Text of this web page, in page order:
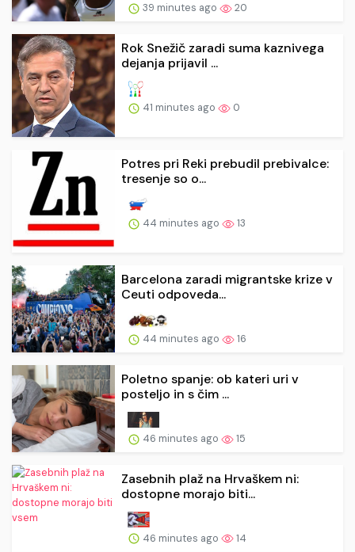
39 minutes ago 20
Rok Snežič zaradi suma kaznivega
dejanja prijavil ...
41 minutes ago 0
Potres pri Reki prebudil prebivalce:
tresenje so o...
44 minutes ago 13
Barcelona zaradi migrantske krize v
Ceuti odpoveda...
44 minutes ago 16
Poletno spanje: ob kateri uri v
posteljo in s čim ...
46 minutes ago 15
Zasebnih plaž na Hrvaškem ni:
dostopne morajo biti...
46 minutes ago 14